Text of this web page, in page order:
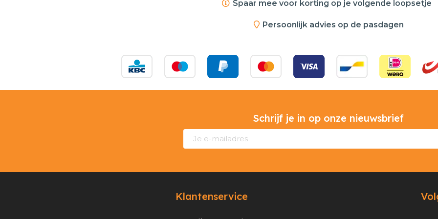
Spaar mee voor korting op je volgende loopsetje
Persoonlijk advies op de pasdagen
Schrijf je in op onze nieuwsbrief
Klantenservice